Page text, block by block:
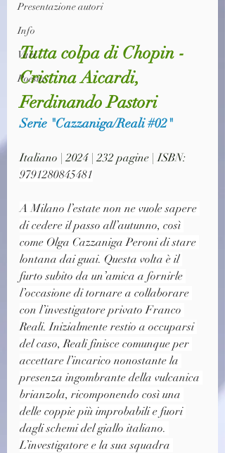
Presentazione autori
Info
Vari
Poesia
Tutta colpa di Chopin -
Cristina Aicardi,
Ferdinando Pastori
Serie "Cazzaniga/Reali #02"
Italiano | 2024 | 232 pagine | ISBN:
9791280845481
A Milano l’estate non ne vuole sapere
di cedere il passo all’autunno, così
come Olga Cazzaniga Peroni di stare
lontana dai guai. Questa volta è il
furto subito da un’amica a fornirle
l’occasione di tornare a collaborare
con l’investigatore privato Franco
Reali. Inizialmente restio a occuparsi
del caso, Reali finisce comunque per
accettare l’incarico nonostante la
presenza ingombrante della vulcanica
brianzola, ricomponendo così una
delle coppie più improbabili e fuori
dagli schemi del giallo italiano.
L’investigatore e la sua squadra